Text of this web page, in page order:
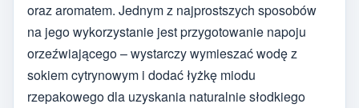
oraz aromatem. Jednym z najprostszych sposobów
na jego wykorzystanie jest przygotowanie napoju
orzeźwiającego – wystarczy wymieszać wodę z
sokiem cytrynowym i dodać łyżkę miodu
rzepakowego dla uzyskania naturalnie słodkiego